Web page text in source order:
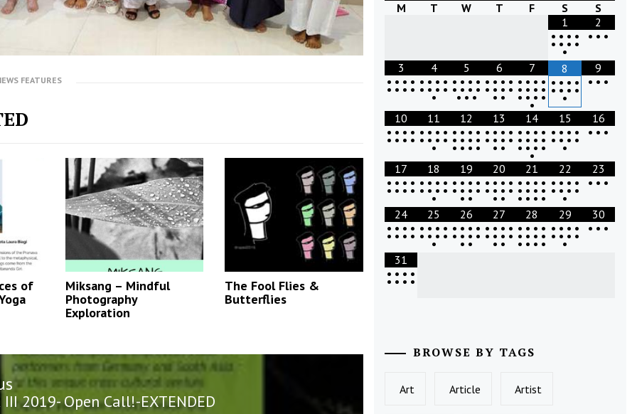
FEATURES
of
Miksang – Mindful
Photography
Exploration
The Fool Flies &
Butterflies
III 2019- Open Call!-EXTENDED
M T W T F S
S
1
• • • •
• • • •
•
2
• • •
3
• • • •
• • • •
4
• • • •
• • • •
•
5
• • • •
• • • •
• • •
6
• • • •
• • • •
• •
7
• • • •
• • • •
• • • •
•
8
• • • •
• • • •
•
9
• • •
10
• • • •
• • • •
11
• • • •
• • • •
•
12
• • • •
• • • •
• • • •
13
• • • •
• • • •
• •
14
• • • •
• • • •
• • • •
•
15
• • • •
• • • •
•
16
• • •
17
• • • •
• • • •
18
• • • •
• • • •
•
19
• • • •
• • • •
• •
20
• • • •
• • • •
• •
21
• • • •
• • • •
• • • •
22
• • • •
• • • •
•
23
• • •
24
• • • •
• • • •
25
• • • •
• • • •
•
26
• • • •
• • • •
• •
27
• • • •
• • • •
• •
28
• • • •
• • • •
• • • •
29
• • • •
• • • •
•
30
• • •
31
• • • •
• • • •
BROWSE BY TAGS
Art Article Artist